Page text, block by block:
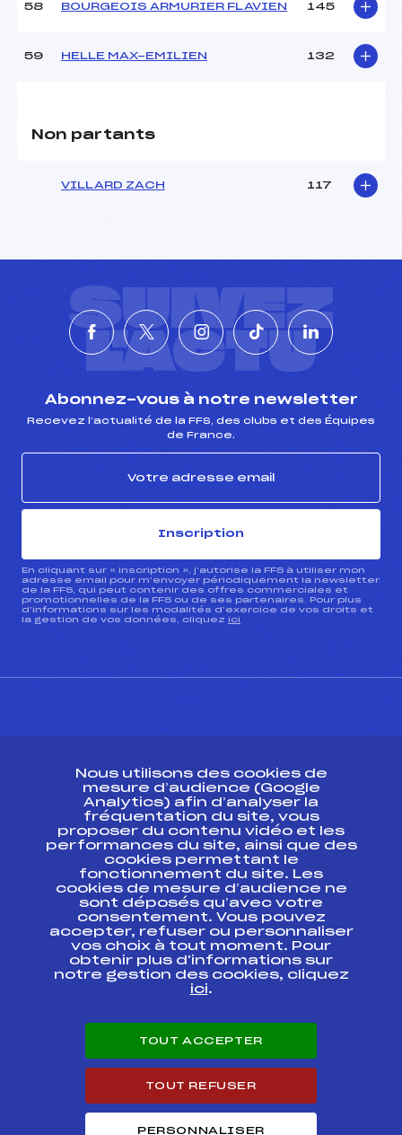
58 BOURGEOIS ARMURIER FLAVIEN 145
59 HELLE MAX-EMILIEN 132
Non partants
VILLARD ZACH 117
SUIVEZ
L'ACTU
Abonnez-vous à notre newsletter
Recevez l’actualité de la FFS, des clubs et des Équipes
de France.
Inscription
En cliquant sur « inscription », j’autorise la FFS à utiliser mon
adresse email pour m’envoyer périodiquement la newsletter
de la FFS, qui peut contenir des offres commerciales et
promotionnelles de la FFS ou de ses partenaires. Pour plus
d’informations sur les modalités d’exercice de vos droits et
la gestion de vos données, cliquez ici
Ressources
Pass’Neige
Projet sportif fédéral
Projet de performance fédéral
Antidopage
Pôle Développement, Formation, Suivi
Scientifique
Listes ministérielles
Pôle vie de l’athlète
Enseignement professionnel
Carrières
Nous utilisons des cookies de
mesure d’audience (Google
Analytics) afin d’analyser la
fréquentation du site, vous
proposer du contenu vidéo et les
performances du site, ainsi que des
cookies permettant le
fonctionnement du site. Les
cookies de mesure d’audience ne
sont déposés qu’avec votre
consentement. Vous pouvez
accepter, refuser ou personnaliser
vos choix à tout moment. Pour
obtenir plus d'informations sur
notre gestion des cookies, cliquez
ici.
TOUT ACCEPTER
TOUT REFUSER
PERSONNALISER